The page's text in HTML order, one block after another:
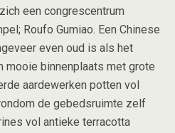
een congrescentrum
Roufo Gumiao. Een Chinese
even oud is als het
mooie binnenplaats met grote
aardewerken potten vol
de gebedsruimte zelf
vol antieke terracotta